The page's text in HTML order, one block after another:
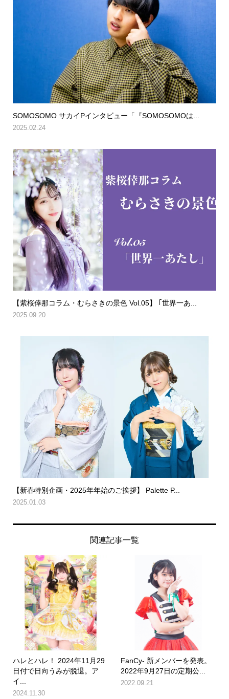
SOMOSOMO サカイPインタビュー「『SOMOSOMOは...
2025.02.24
【紫桜倖那コラム・むらさきの景色 Vol.05】 ｢世界一あ...
2025.09.20
【新春特別企画・2025年年始のご挨拶】 Palette P...
2025.01.03
関連記事一覧
ハレとハレ！ 2024年11月29
日付で日向うみが脱退。ア
イ...
2024.11.30
FanCy- 新メンバーを発表。
2022年9月27日の定期公...
2022.09.21